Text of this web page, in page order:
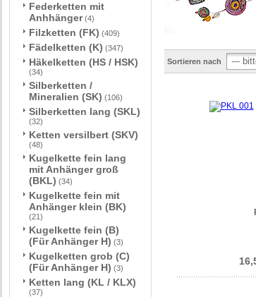
Sortieren nach
Federketten mit
Anhhänger (4)
Filzketten (FK) (409)
Fädelketten (K) (347)
Häkelketten (HS / HSK)
(34)
Silberketten /
Mineralien (SK) (106)
Silberketten lang (SKL)
(32)
Ketten versilbert (SKV)
(48)
Kugelkette fein lang
mit Anhänger groß
(BKL) (34)
Kugelkette fein mit
Anhänger klein (BK)
(21)
Kugelkette fein (B)
(Für Anhänger H) (3)
Kugelketten grob (C)
(Für Anhänger H) (3)
Ketten lang (KL / KLX)
(37)